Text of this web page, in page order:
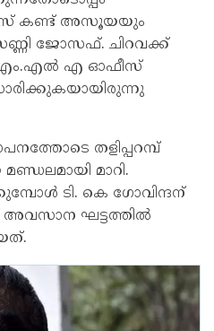
കണ്ട് അസൂയയും
ജോസഫ്. ചിറവക്ക്
എം.എൽ എ ഓഫീസ്
തളിപ്പറമ്പ്
മാറി.
ടി. കെ ഗോവിന്ദന്
അവസാന ഘട്ടത്തിൽ